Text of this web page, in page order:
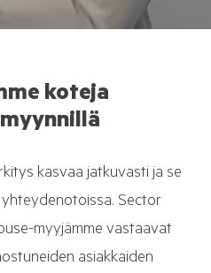
koteja
kasvaa jatkuvasti ja se
Sector
myyjämme vastaavat
asiakkaiden